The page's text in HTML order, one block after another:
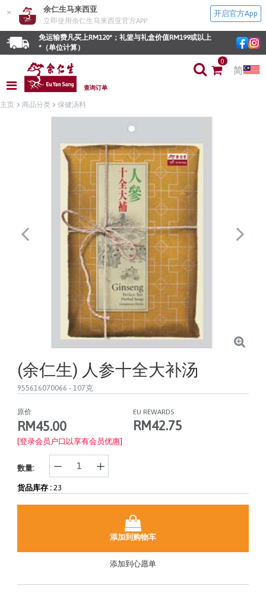
× 余仁生马来西亚
立即使用余仁生马来西亚官方APP
开启官方App
免运输费凡买上RM120*；礼篮与礼盒价值RM199或以上
*（单位计算）
查询订单
0
简
主页 商品分类 保健汤料
(余仁生) 人参十全大补汤
955616070066 - 107克
原价
RM45.00
EU REWARDS
RM42.75
[登录会员户口以享有会员优惠]
数量:
货品库存 : 23
添加到购物车
添加到心愿单